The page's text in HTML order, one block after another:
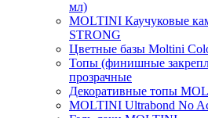
мл)
MOLTINI Каучуковые
STRONG
Цветные базы Moltini
Топы (финишные
прозрачные
Декоративные топы
MOLTINI Ultrabond No